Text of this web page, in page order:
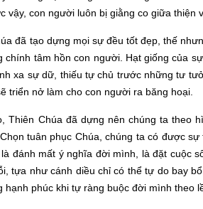
vậy, con người luôn bị giằng co giữa thiện
đã tạo dựng mọi sự đều tốt đẹp, thế
chính tâm hồn con người. Hạt giống của
xa sự dữ, thiếu tự chủ trước những tư
triển nở làm cho con người ra băng hoại.
Thiên Chúa đã dựng nên chúng ta theo
tuân phục Chúa, chúng ta có được
đánh mất ý nghĩa đời mình, là đặt cuộc
tựa như cánh diều chỉ có thể tự do bay
hạnh phúc khi tự ràng buộc đời mình theo